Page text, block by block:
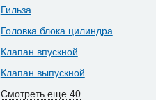
Гильза
Головка блока цилиндра
Клапан впускной
Клапан выпускной
Смотреть еще 40